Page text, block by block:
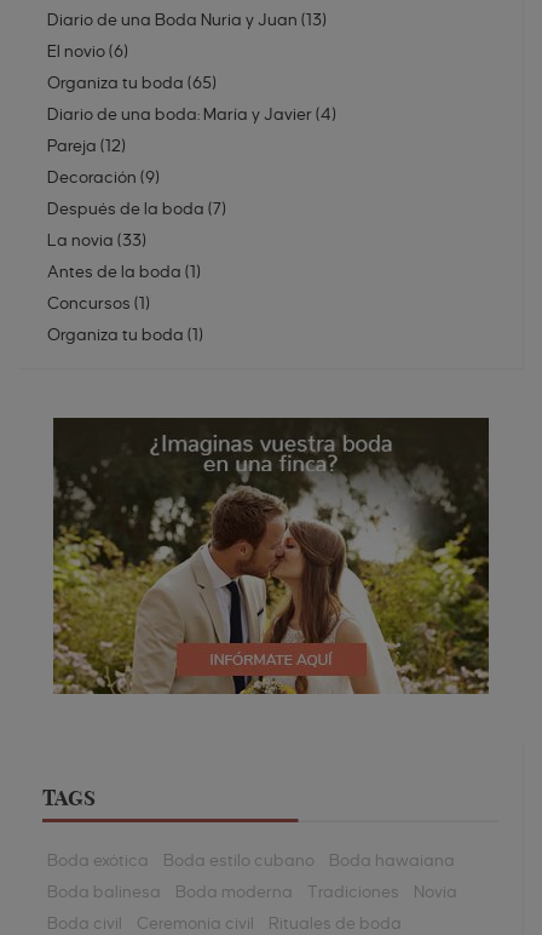
Diario de una Boda Nuria y Juan (13)
El novio(6)
Organiza tu boda (65)
Diario de una boda: María y Javier(4)
Pareja (12)
Decoración (9)
Después de la boda (7)
La novia (33)
Antes de la boda (1)
Concursos (1)
Organiza tu boda (1)
TAGS
Boda exótica Boda estilo cubano
Boda hawaiana
Boda balinesa
Boda moderna Tradiciones
Novia
Boda civil
Ceremonia civil
Rituales de boda